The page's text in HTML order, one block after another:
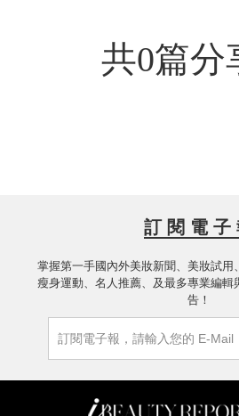
共0篇分
訂 閱 電 子
掌握第一手國內外美妝新聞、美妝試用
瘦身運動、名人推薦、及最多專業編輯
告！